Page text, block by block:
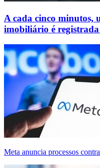
A cada cinco minutos,
imobiliário é
Meta anuncia processos